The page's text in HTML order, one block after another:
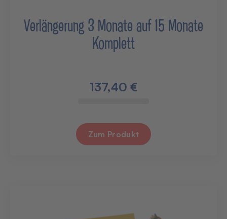
Verlängerung 3 Monate auf 15 Monate
Komplett
137,40 €
Zum Produkt